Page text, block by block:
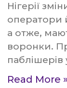
Нігерії
оператори
а отже,
воронки.
паблішерів
Read More »